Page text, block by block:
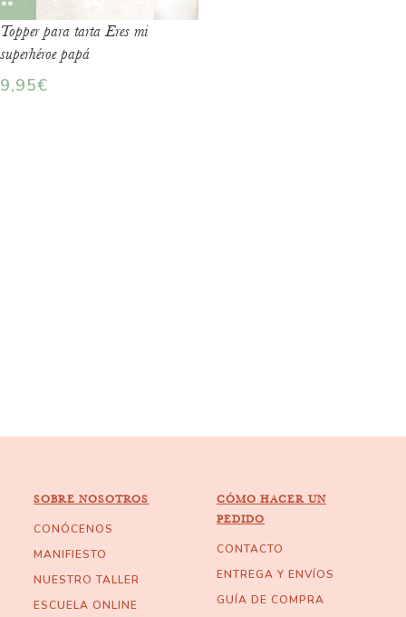
Topper para tarta Eres mi
superhéroe papá
9,95€
SOBRE NOSOTROS
CONÓCENOS
MANIFIESTO
NUESTRO TALLER
ESCUELA ONLINE
CÓMO HACER UN
PEDIDO
CONTACTO
ENTREGA Y ENVÍOS
GUÍA DE COMPRA